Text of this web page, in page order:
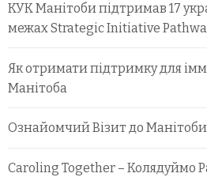
КУК Манітоби підтримав 17
межах Strategic Initiative
Як отримати підтримку для
Манітоба
Ознайомчий Візит до Манітоби
Caroling Together – Колядуймо